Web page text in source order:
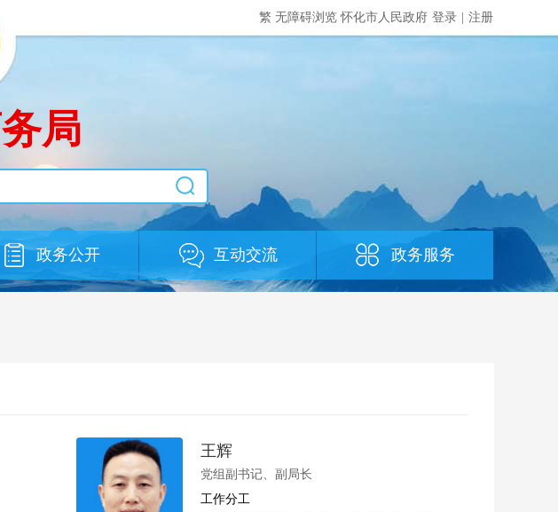
繁 无障碍浏览怀化市人民政府 登录 注册
局
政务公开 互动交流 政务服务
王辉
党组副书记、副局长
工作分工